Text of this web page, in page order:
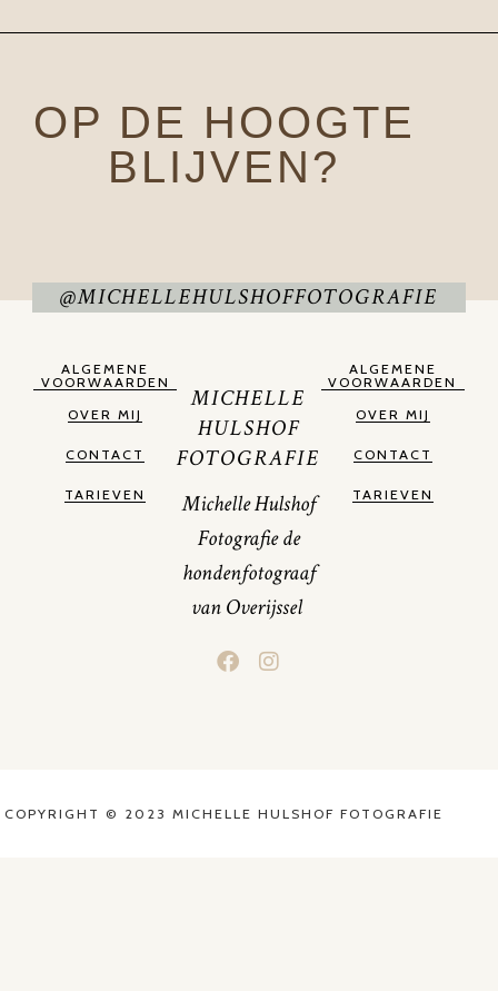
OP DE HOOGTE
BLIJVEN?
@MICHELLEHULSHOFFOTOGRAFIE
ALGEMENE
VOORWAARDEN
OVER MIJ
CONTACT
TARIEVEN
MICHELLE
HULSHOF
FOTOGRAFIE
Michelle Hulshof
Fotografie de
hondenfotograaf
van Overijssel
ALGEMENE
VOORWAARDEN
OVER MIJ
CONTACT
TARIEVEN
COPYRIGHT © 2023 MICHELLE HULSHOF FOTOGRAFIE